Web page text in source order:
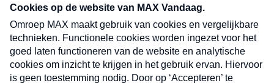
nieuwsbrief. Elke vrijdag- en dinsdagochtend in
uw mailbox.
Verzend